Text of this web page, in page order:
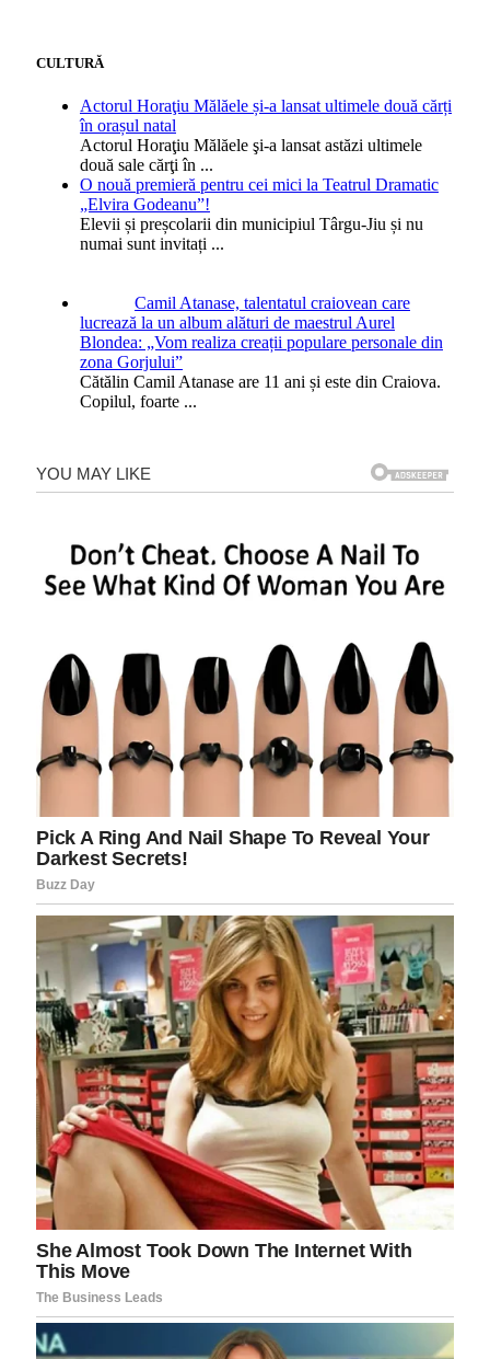
CULTURĂ
Actorul Horaţiu Mălăele și-a lansat ultimele două cărți
în orașul natal
Actorul Horaţiu Mălăele şi-a lansat astăzi ultimele
două sale cărţi în ...
O nouă premieră pentru cei mici la Teatrul Dramatic
„Elvira Godeanu”!
Elevii și preșcolarii din municipiul Târgu-Jiu și nu
numai sunt invitați ...
Camil Atanase, talentatul craiovean care
lucrează la un album alături de maestrul Aurel
Blondea: „Vom realiza creații populare personale din
zona Gorjului”
Cătălin Camil Atanase are 11 ani și este din Craiova.
Copilul, foarte ...